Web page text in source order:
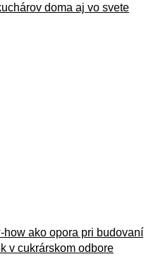
doma aj vo svete
ako opora pri budovaní
v cukrárskom odbore